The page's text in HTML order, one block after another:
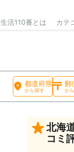
生活110番とは カテ
都道府県
から探す
郵
か
北海
コミ